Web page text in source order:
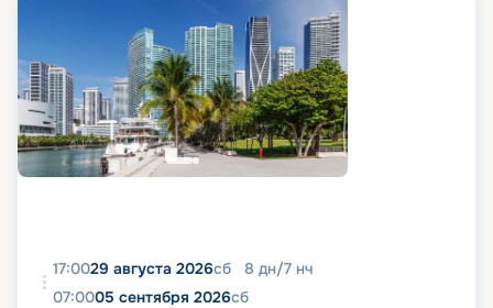
17:0029 августа 2026сб 8 дн/7 нч
07:0005 сентября 2026сб